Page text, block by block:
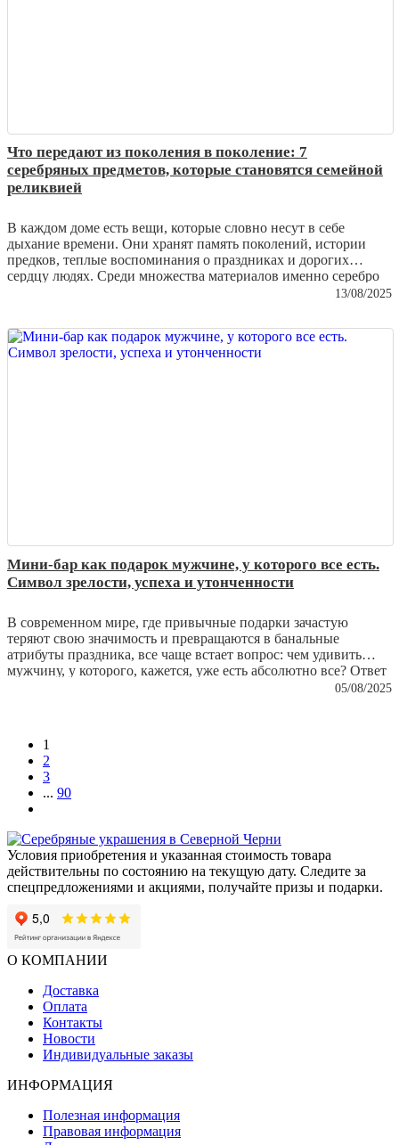
Что передают из поколения в поколение: 7
серебряных предметов, которые становятся семейной
реликвией
В каждом доме есть вещи, которые словно несут в себе
дыхание времени. Они хранят память поколений, истории
предков, теплые воспоминания о праздниках и дорогих
сердцу людях. Среди множества материалов именно серебро
Сегодня мы расскажем о семи серебряных предметах, которые
из простой вещи превращаются в настоящую семейную
13/08/2025
Мини-бар как подарок мужчине, у которого все есть.
Символ зрелости, успеха и утонченности
В современном мире, где привычные подарки зачастую
теряют свою значимость и превращаются в банальные
атрибуты праздника, все чаще встает вопрос: чем удивить
мужчину, у которого, кажется, уже есть абсолютно все? Ответ
кроется не в практичности и не в сиюминутной выгоде, а в
признания и тонкого вкуса. Именно поэтому мини-бар из
благородных материалов — это больше, чем подарок. Это
знак зрелости, успеха и внутреннего достоинства.
05/08/2025
1
2
3
... 90
Условия приобретения и указанная стоимость товара
действительны по состоянию на текущую дату. Следите за
спецпредложениями и акциями, получайте призы и подарки.
О КОМПАНИИ
Доставка
Оплата
Контакты
Новости
Индивидуальные заказы
ИНФОРМАЦИЯ
Полезная информация
Правовая информация